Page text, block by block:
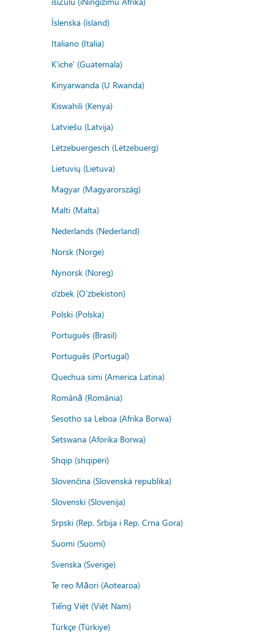
Íslenska (ísland)
Italiano (Italia)
K'iche' (Guatemala)
Kinyarwanda (U Rwanda)
Kiswahili (Kenya)
Latviešu (Latvija)
Lëtzebuergesch (Lëtzebuerg)
Lietuvių (Lietuva)
Magyar (Magyarország)
Malti (Malta)
Nederlands (Nederland)
Norsk (Norge)
Nynorsk (Noreg)
o'zbek (O'zbekiston)
Polski (Polska)
Português (Brasil)
Português (Portugal)
Quechua simi (America Latina)
Română (România)
Sesotho sa Leboa (Afrika Borwa)
Setswana (Aforika Borwa)
Shqip (shqipëri)
Slovenčina (Slovenská republika)
Slovenski (Slovenija)
Srpski (Rep. Srbija i Rep. Crna Gora)
Suomi (Suomi)
Svenska (Sverige)
Te reo Māori (Aotearoa)
Tiếng Việt (Việt Nam)
Türkçe (Türkiye)